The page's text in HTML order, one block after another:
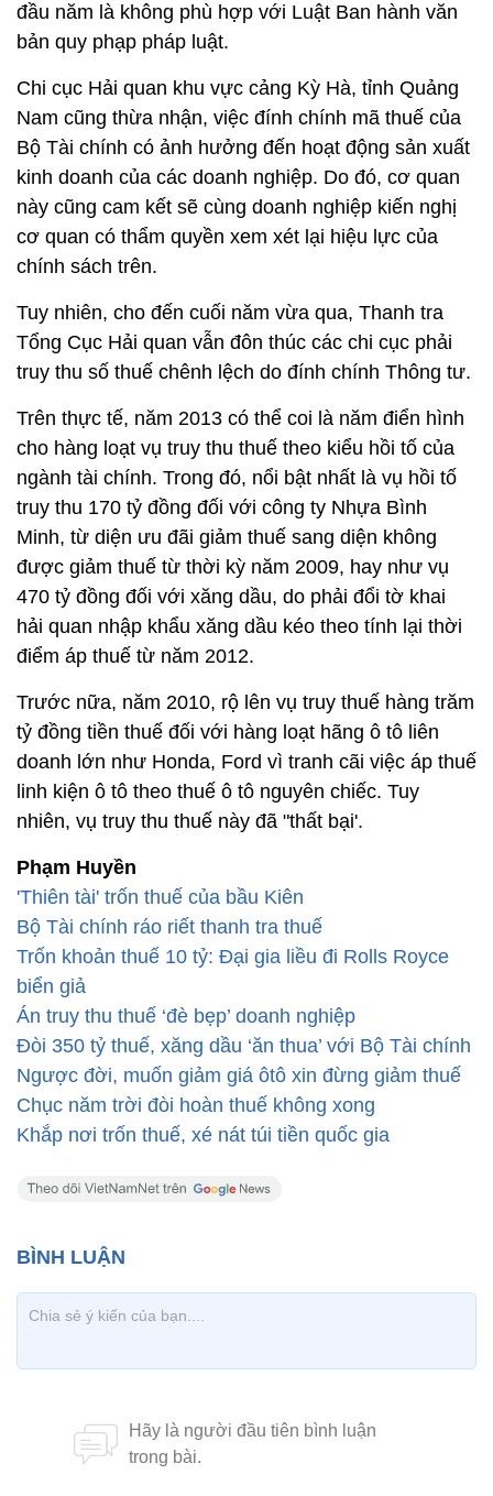
đầu năm là không phù hợp với Luật Ban hành văn
bản quy phạp pháp luật.
Chi cục Hải quan khu vực cảng Kỳ Hà, tỉnh Quảng
Nam cũng thừa nhận, việc đính chính mã thuế của
Bộ Tài chính có ảnh hưởng đến hoạt động sản xuất
kinh doanh của các doanh nghiệp. Do đó, cơ quan
này cũng cam kết sẽ cùng doanh nghiệp kiến nghị
cơ quan có thẩm quyền xem xét lại hiệu lực của
chính sách trên.
Tuy nhiên, cho đến cuối năm vừa qua, Thanh tra
Tổng Cục Hải quan vẫn đôn thúc các chi cục phải
truy thu số thuế chênh lệch do đính chính Thông tư.
Trên thực tế, năm 2013 có thể coi là năm điển hình
cho hàng loạt vụ truy thu thuế theo kiểu hồi tố của
ngành tài chính. Trong đó, nổi bật nhất là vụ hồi tố
truy thu 170 tỷ đồng đối với công ty Nhựa Bình
Minh, từ diện ưu đãi giảm thuế sang diện không
được giảm thuế từ thời kỳ năm 2009, hay như vụ
470 tỷ đồng đối với xăng dầu, do phải đổi tờ khai
hải quan nhập khẩu xăng dầu kéo theo tính lại thời
điểm áp thuế từ năm 2012.
Trước nữa, năm 2010, rộ lên vụ truy thuế hàng trăm
tỷ đồng tiền thuế đối với hàng loạt hãng ô tô liên
doanh lớn như Honda, Ford vì tranh cãi việc áp thuế
linh kiện ô tô theo thuế ô tô nguyên chiếc. Tuy
nhiên, vụ truy thu thuế này đã "thất bại'.
Phạm Huyền
'Thiên tài' trốn thuế của bầu Kiên
Bộ Tài chính ráo riết thanh tra thuế
Trốn khoản thuế 10 tỷ: Đại gia liều đi Rolls Royce
biển giả
Án truy thu thuế ‘đè bẹp’ doanh nghiệp
Đòi 350 tỷ thuế, xăng dầu ‘ăn thua’ với Bộ Tài chính
Ngược đời, muốn giảm giá ôtô xin đừng giảm thuế
Chục năm trời đòi hoàn thuế không xong
Khắp nơi trốn thuế, xé nát túi tiền quốc gia